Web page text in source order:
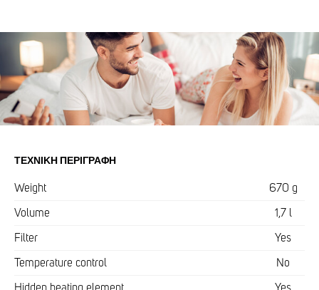
ΤΕΧΝΙΚΉ ΠΕΡΙΓΡΑΦΉ
Weight 670 g
Volume 1,7 l
Filter Yes
Temperature control No